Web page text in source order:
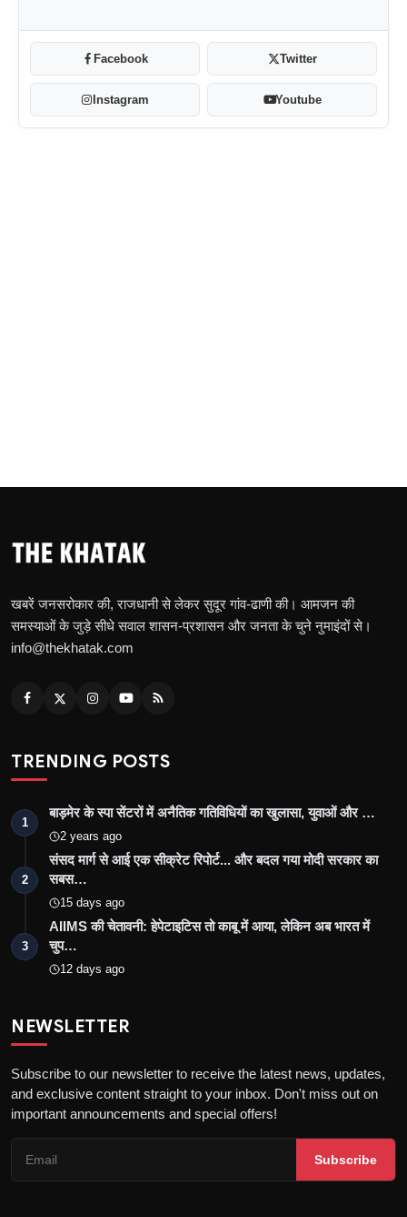
Facebook Twitter
Instagram Youtube
खबरें जनसरोकार की, राजधानी से लेकर सुदूर गांव-ढाणी की। आमजन की
समस्याओं के जुड़े सीधे सवाल शासन-प्रशासन और जनता के चुने नुमाइंदों से।
info@thekhatak.com
TRENDING POSTS
1
बाड़मेर के स्पा सेंटरों में अनैतिक गतिविधियों का खुलासा, युवाओं और …
2 years ago
2
संसद मार्ग से आई एक सीक्रेट रिपोर्ट... और बदल गया मोदी सरकार का
सबस…
15 days ago
3
AIIMS की चेतावनी: हेपेटाइटिस तो काबू में आया, लेकिन अब भारत में
चुप…
12 days ago
NEWSLETTER
Subscribe to our newsletter to receive the latest news, updates,
and exclusive content straight to your inbox. Don't miss out on
important announcements and special offers!
Subscribe